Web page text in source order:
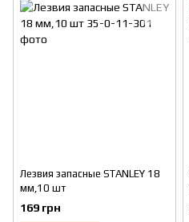
Лезвия запасные STANLEY 18
мм,10 шт
169 грн